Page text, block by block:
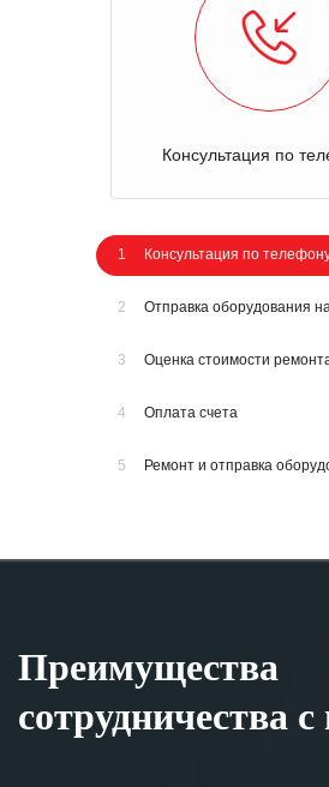
Консультация по
1 Консультация по
2 Отправка оборудования
3 Оценка стоимости
4 Оплата счета
5 Ремонт и отправка
Преимущества
сотрудничества